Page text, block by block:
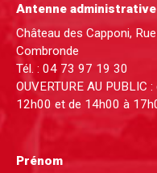
Antenne administrative
Château des Capponi,
Combronde
Tél. : 04 73 97 19 30
OUVERTURE AU PUBLIC
12h00 et de 14h00 à
Prénom